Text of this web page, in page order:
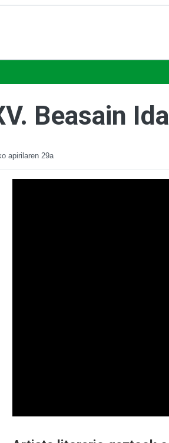
Beasain
apirilaren 29a